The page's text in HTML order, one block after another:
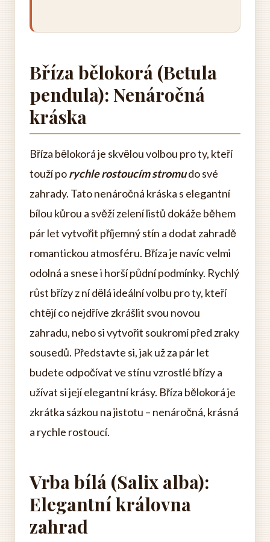
Bříza bělokorá (Betula
pendula): Nenáročná
kráska
Bříza bělokorá je skvělou volbou pro ty, kteří
touží porychle rostoucím stromudo své
zahrady. Tato nenáročná kráska s elegantní
bílou kůrou a svěží zelení listů dokáže během
pár let vytvořit příjemný stín a dodat zahradě
romantickou atmosféru. Bříza je navíc velmi
odolná a snese i horší půdní podmínky. Rychlý
růst břízy z ní dělá ideální volbu pro ty, kteří
chtějí co nejdříve zkrášlit svou novou
zahradu, nebo si vytvořit soukromí před zraky
sousedů. Představte si, jak už za pár let
budete odpočívat ve stínu vzrostlé břízy a
užívat si její elegantní krásy. Bříza bělokorá je
zkrátka sázkou na jistotu – nenáročná, krásná
a rychle rostoucí.
Vrba bílá (Salix alba):
Elegantní královna
zahrad